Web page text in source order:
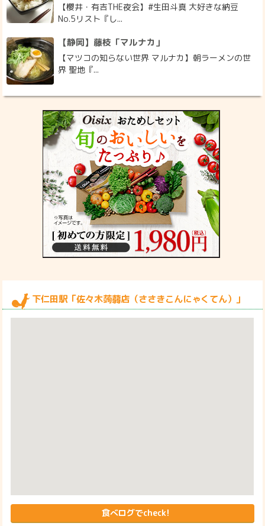
【櫻井・有吉THE夜会】#生田斗真 大好きな納豆
No.5リスト『し...
【静岡】藤枝「マルナカ」
【マツコの知らない世界 マルナカ】朝ラーメンの世
界 聖地『...
下仁田駅「佐々木蒟蒻店（ささきこんにゃくてん）」
食べログでcheck!